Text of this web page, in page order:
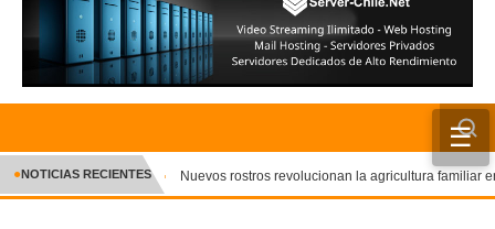
☰
INICIO
CRÓNICA
●NOTICIAS RECIENTES Nuevos rostros revolucionan la agricultura familiar